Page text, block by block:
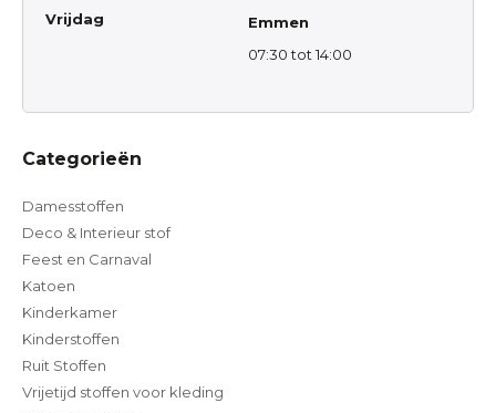
Vrijdag
Emmen
07:30 tot 14:00
Categorieën
Damesstoffen
Deco & Interieur stof
Feest en Carnaval
Katoen
Kinderkamer
Kinderstoffen
Ruit Stoffen
Vrijetijd stoffen voor kleding